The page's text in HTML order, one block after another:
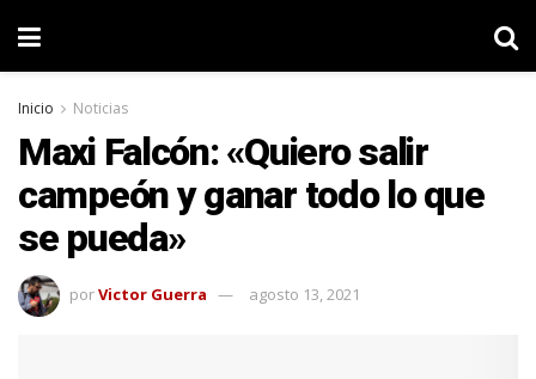
Inicio Noticias
Maxi Falcón: «Quiero salir
campeón y ganar todo lo que
se pueda»
porVictor Guerra agosto 13, 2021